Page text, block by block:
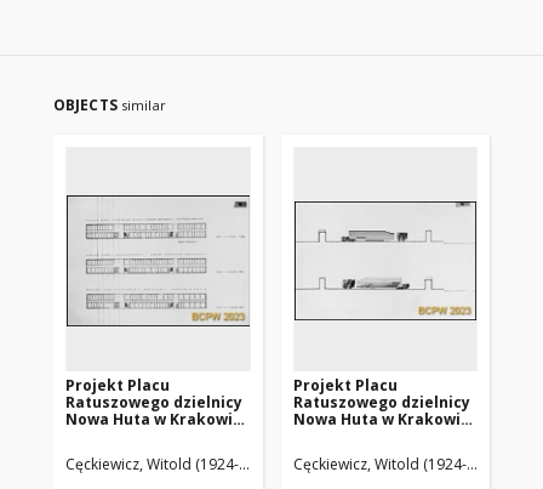
OBJECTS similar
Projekt Placu
Ratuszowego dzielnicy
Nowa Huta w Krakowie
praca nr 13,
wyróżnienie II stopnia.
Cęckiewicz, Witold (1924-2023). Architekt Starachowicz, Bernard
Projekt Placu
Ratuszowego dzielnicy
Nowa Huta w Krakowie
praca nr 13,
wyróżnienie II stopnia.
Cęckiewicz, Witold (1924-2023).